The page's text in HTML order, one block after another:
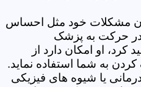
مشکلات خود مثل احساس
در حرکت به پزشک
کرد، او امکان دارد از
به شما استفاده نماید.
یا شیوه های فیزیکی